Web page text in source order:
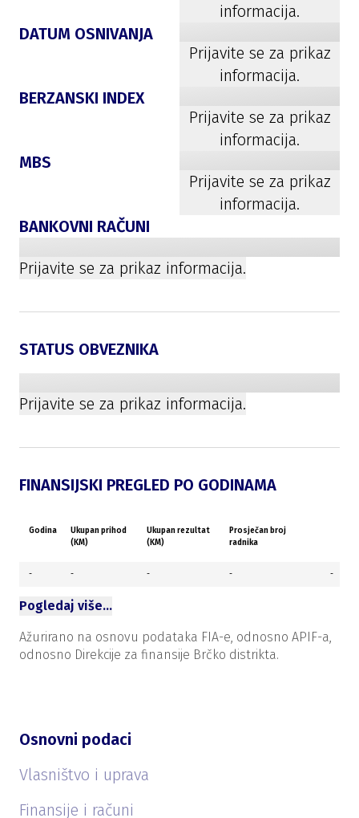
informacija.
DATUM OSNIVANJA
Prijavite se za prikaz
informacija.
BERZANSKI INDEX
Prijavite se za prikaz
informacija.
MBS
Prijavite se za prikaz
informacija.
BANKOVNI RAČUNI
Prijavite se za prikaz informacija.
STATUS OBVEZNIKA
Prijavite se za prikaz informacija.
FINANSIJSKI PREGLED PO GODINAMA
Godina
Ukupan prihod
(KM)
Ukupan rezultat
(KM)
Prosječan broj
radnika
- - - - -
Pogledaj više…
Ažurirano na osnovu podataka FIA-e, odnosno APIF-a,
odnosno Direkcije za finansije Brčko distrikta.
Osnovni podaci
Vlasništvo i uprava
Finansije i računi